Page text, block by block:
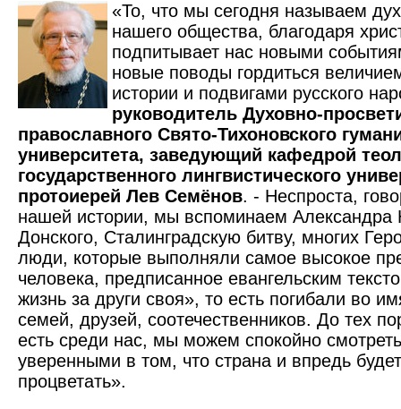
«То, что мы сегодня называем
нашего общества, благодаря
подпитывает нас новыми
новые поводы гордиться
истории и подвигами русского
руководитель Духовно-
православного Свято-Тихоновского
университета, заведующий кафедрой
государственного лингвистического
протоиерей Лев Семёнов. - Неспроста,
нашей истории, мы вспоминаем Александра
Донского, Сталинградскую битву, многих
люди, которые выполняли самое высокое
человека, предписанное евангельским
жизнь за други своя», то есть погибали во
семей, друзей, соотечественников. До тех
есть среди нас, мы можем спокойно
уверенными в том, что страна и впредь
процветать».